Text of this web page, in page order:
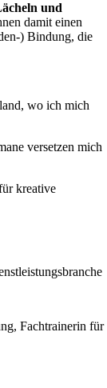
und
damit einen
) Bindung, die
wo ich mich
versetzen mich
kreative
Fachtrainerin für